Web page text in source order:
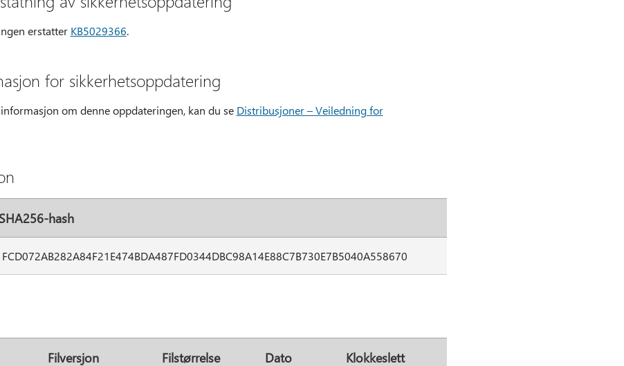
erstatter KB5029366.
for sikkerhetsoppdatering
om denne oppdateringen, kan du se Distribusjoner – Veiledning for
SHA256-hash
FCD072AB282A84F21E474BDA487FD0344DBC98A14E88C7B730E7B5040A558670
Filversjon Filstørrelse Dato Klokkeslett